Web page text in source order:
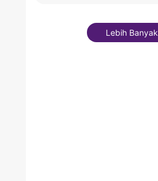
Lebih Banyak